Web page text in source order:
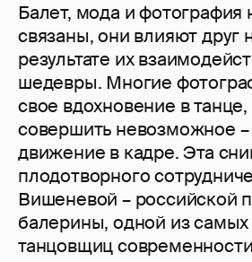
Балет, мода и фотография
связаны, они влияют друг
результате их
шедевры. Многие
свое вдохновение в
совершить невозможное –
движение в кадре. Эта
плодотворного
Вишеневой – российской
балерины, одной из самых
танцовщиц